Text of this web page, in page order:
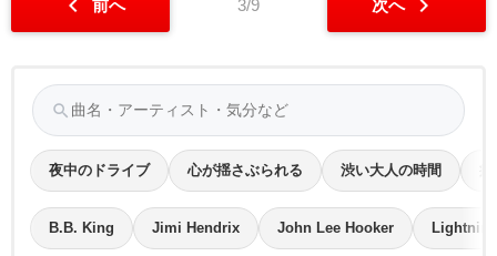
chevron_left 前へ 3/9 次へ chevron_right
search
夜中のドライブ 心が揺さぶられる 渋い大人の時間
B.B. King Jimi Hendrix John Lee Hooker